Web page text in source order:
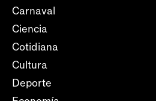
Carnaval
Ciencia
Cotidiana
Cultura
Deporte